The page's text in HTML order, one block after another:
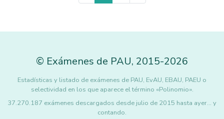
© Exámenes de PAU, 2015-2026
Estadísticas y listado de exámenes de PAU, EvAU, EBAU, PAEU o
selectividad en los que aparece el término «Polinomio».
37.270.187 exámenes descargados desde julio de 2015 hasta ayer... y
contando.